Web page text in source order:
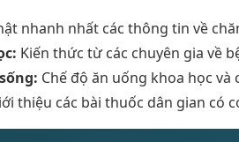
nhanh nhất các thông tin về
Kiến thức từ các chuyên gia về
Chế độ ăn uống khoa học
thiệu các bài thuốc dân gian có